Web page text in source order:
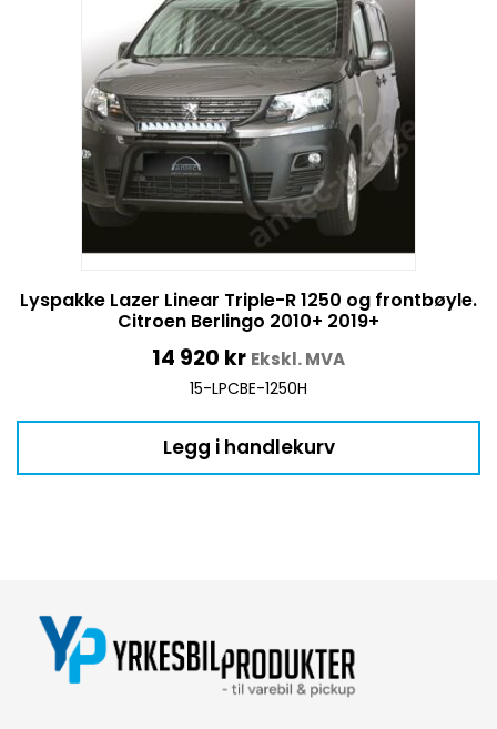
Lyspakke Lazer Linear Triple-R 1250 og frontbøyle.
Citroen Berlingo 2010+ 2019+
14 920 kr Ekskl. MVA
15-LPCBE-1250H
Legg i handlekurv